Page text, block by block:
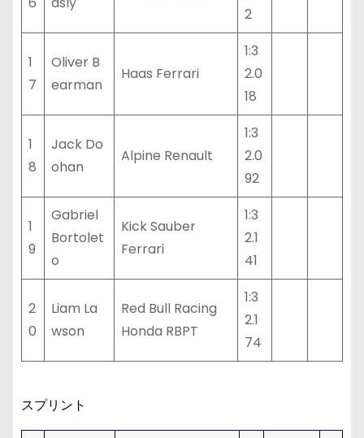
2
1
7
Oliver B
earman
Haas Ferrari
1:3
2.0
18
1
8
Jack Do
ohan
Alpine Renault
1:3
2.0
92
1
9
Gabriel
Bortolet
o
Kick Sauber
Ferrari
1:3
2.1
41
2
0
Liam La
wson
Red Bull Racing
Honda RBPT
1:3
2.1
74
スプリント